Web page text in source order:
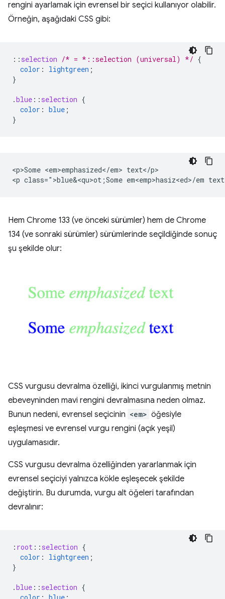
rengini ayarlamak için evrensel bir seçici kullanıyor olabilir.
Örneğin, aşağıdaki CSS gibi:
:: selection /* = *::selection (universal) */ {
color : lightgreen ;
}
.blue :: selection {
color : blue ;
}
<p>Some <em>emphasized</em> text</p>
<p class=">blue&<qu>ot;Some em<emp>hasiz<ed>/
Hem Chrome 133 (ve önceki sürümler) hem de Chrome
134 (ve sonraki sürümler) sürümlerinde seçildiğinde sonuç
şu şekilde olur:
CSS vurgusu devralma özelliği, ikinci vurgulanmış metnin
ebeveyninden mavi rengini devralmasına neden olmaz.
Bunun nedeni, evrensel seçicinin <em> öğesiyle
eşleşmesi ve evrensel vurgu rengini (açık yeşil)
uygulamasıdır.
CSS vurgusu devralma özelliğinden yararlanmak için
evrensel seçiciyi yalnızca kökle eşleşecek şekilde
değiştirin. Bu durumda, vurgu alt öğeleri tarafından
devralınır:
: root :: selection {
color : lightgreen ;
}
.blue :: selection {